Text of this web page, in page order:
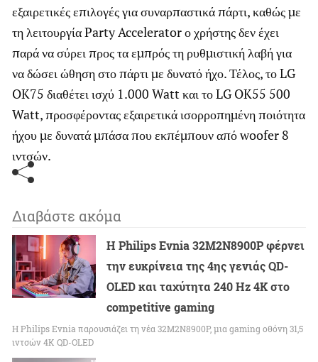
εξαιρετικές επιλογές για συναρπαστικά πάρτι, καθώς με
τη λειτουργία Party Accelerator ο χρήστης δεν έχει
παρά να σύρει προς τα εμπρός τη ρυθμιστική λαβή για
να δώσει ώθηση στο πάρτι με δυνατό ήχο. Τέλος, το LG
OK75 διαθέτει ισχύ 1.000 Watt και το LG OK55 500
Watt, προσφέροντας εξαιρετικά ισορροπημένη ποιότητα
ήχου με δυνατά μπάσα που εκπέμπουν από woofer 8
ιντσών.
Διαβάστε ακόμα
Η Philips Evnia 32M2N8900P φέρνει
την ευκρίνεια της 4ης γενιάς QD-
OLED και ταχύτητα 240 Hz 4K στο
competitive gaming
Η Philips Evnia παρουσιάζει τη νέα 32M2N8900P, μια gaming οθόνη 31,5
ιντσών 4K QD-OLED